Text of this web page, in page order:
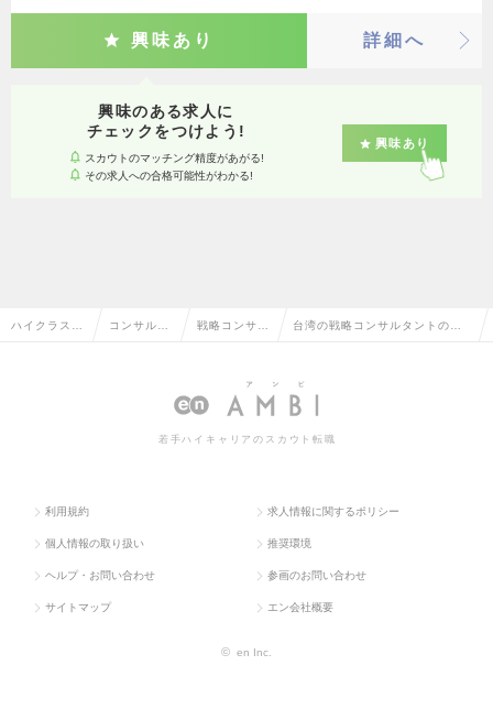
興味あり 詳細へ
興味のある求人に
チェックをつけよう!
スカウトのマッチング精度があがる!
その求人への合格可能性がわかる!
興味あり
ハイクラス求 コンサルタ 戦略コンサル 台湾の戦略コンサルタントの転
若手ハイキャリアのスカウト転職
利用規約 求人情報に関するポリシー
個人情報の取り扱い 推奨環境
ヘルプ・お問い合わせ 参画のお問い合わせ
サイトマップ エン会社概要
© en Inc.